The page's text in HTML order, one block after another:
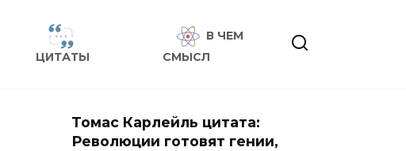
ЦИТАТЫ
В ЧЕМ
СМЫСЛ
Томас Карлейль цитата:
Революции готовят гении,